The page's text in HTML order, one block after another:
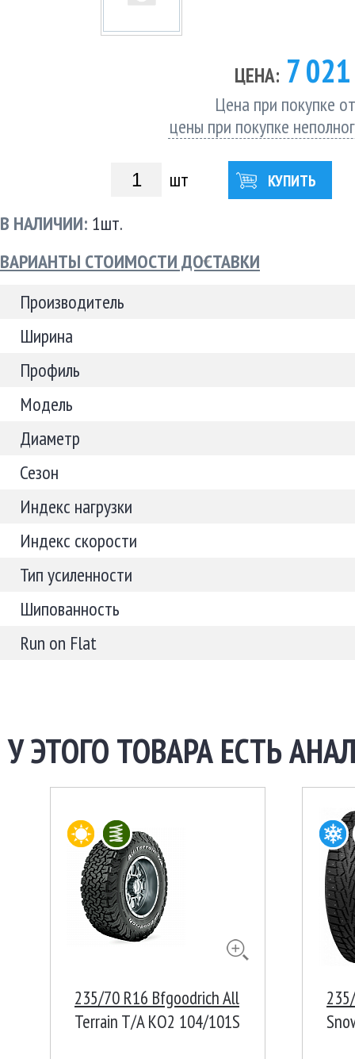
ЦЕНА: 7
Цена при покупке
цены при покупке
шт КУПИТЬ
В НАЛИЧИИ: 1шт.
ВАРИАНТЫ СТОИМОСТИ ДОСТАВКИ
Производитель
Ширина
Профиль
Модель
Диаметр
Сезон
Индекс нагрузки
Индекс скорости
Тип усиленности
Шипованность
Run on Flat
У ЭТОГО ТОВАРА ЕСТЬ
235/70 R16 Bfgoodrich All
Terrain T/A KO2 104/101S